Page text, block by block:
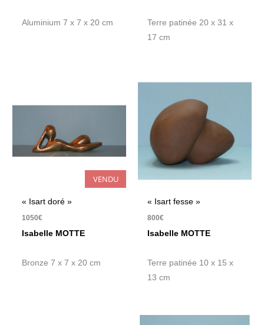
Aluminium 7 x 7 x 20 cm
Terre patinée 20 x 31 x
17 cm
VENDU
« Isart doré »
1050€
Isabelle MOTTE
Bronze 7 x 7 x 20 cm
« Isart fesse »
800€
Isabelle MOTTE
Terre patinée 10 x 15 x
13 cm